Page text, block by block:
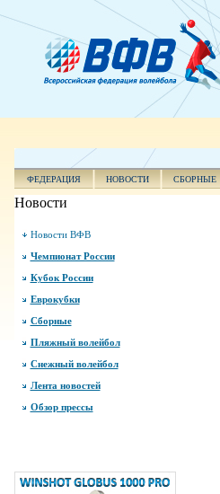
ФЕДЕРАЦИЯ НОВОСТИ СБОРНЫЕ
Новости
Новости ВФВ
Чемпионат России
Кубок России
Еврокубки
Сборные
Пляжный волейбол
Снежный волейбол
Лента новостей
Обзор прессы